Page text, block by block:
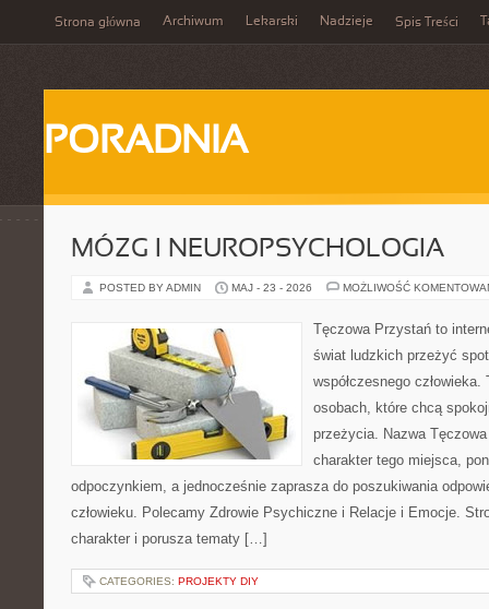
Strona główna Archiwum Lekarski Nadzieje Spis Treści
PORADNIA
MÓZG I NEUROPSYCHOLOGIA
POSTED BY ADMIN MAJ - 23 - 2026 MOŻLIWOŚĆ
Tęczowa Przystań to
świat ludzkich przeżyć
współczesnego
osobach, które chcą
przeżycia. Nazwa
charakter tego miejsca,
odpoczynkiem, a jednocześnie zaprasza do poszukiwania
człowieku. Polecamy Zdrowie Psychiczne i Relacje i Emocje.
charakter i porusza tematy […]
CATEGORIES: PROJEKTY DIY